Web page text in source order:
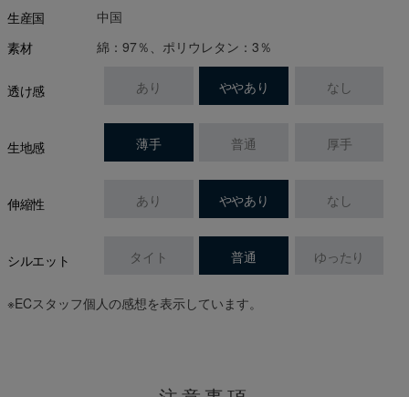
生産国
中国
素材
綿：97％、ポリウレタン：3％
透け感 あり ややあり なし
生地感 薄手 普通 厚手
伸縮性 あり ややあり なし
シルエット タイト 普通 ゆったり
※ECスタッフ個人の感想を表示しています。